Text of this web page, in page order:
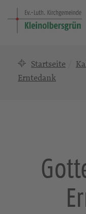
Startseite
Erntedank